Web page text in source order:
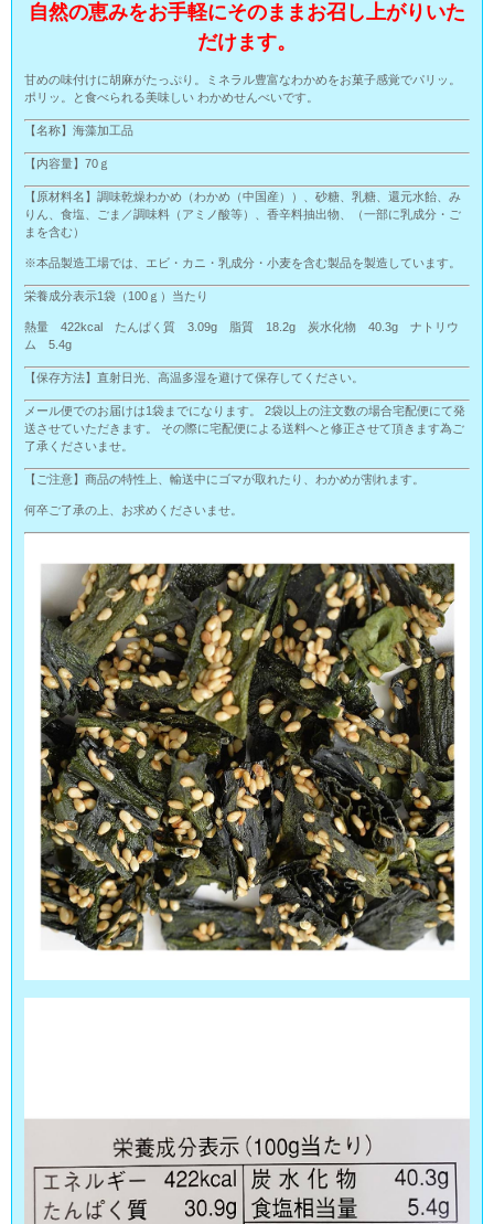
自然の恵みをお手軽にそのままお召し上がりいた
だけます。
甘めの味付けに胡麻がたっぷり。ミネラル豊富なわかめをお菓子感覚でパリッ。
ポリッ。と食べられる美味しい わかめせんべいです。
【名称】海藻加工品
【内容量】70ｇ
【原材料名】調味乾燥わかめ（わかめ（中国産））、砂糖、乳糖、還元水飴、み
りん、食塩、ごま／調味料（アミノ酸等）、香辛料抽出物、（一部に乳成分・ご
まを含む）
※本品製造工場では、エビ・カニ・乳成分・小麦を含む製品を製造しています。
栄養成分表示1袋（100ｇ）当たり
熱量 422kcal たんぱく質 3.09g 脂質 18.2g 炭水化物 40.3g ナトリウ
ム 5.4g
【保存方法】直射日光、高温多湿を避けて保存してください。
メール便でのお届けは1袋までになります。 2袋以上の注文数の場合宅配便にて発
送させていただきます。 その際に宅配便による送料へと修正させて頂きます為ご
了承くださいませ。
【ご注意】商品の特性上、輸送中にゴマが取れたり、わかめが割れます。
何卒ご了承の上、お求めくださいませ。